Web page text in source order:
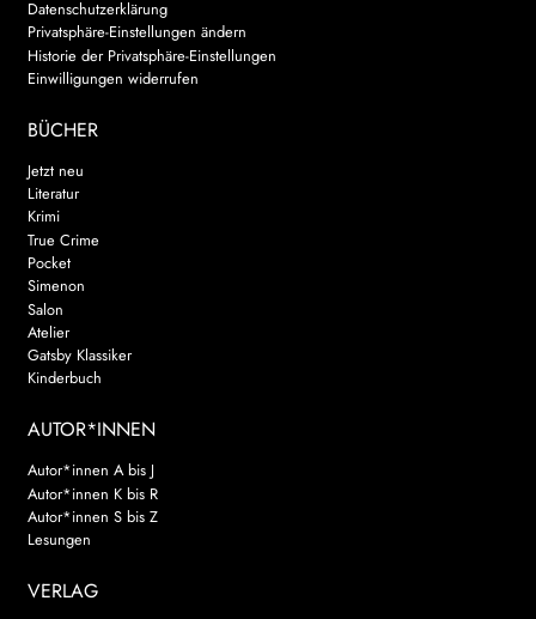
Datenschutzerklärung
Privatsphäre-Einstellungen ändern
Historie der Privatsphäre-Einstellungen
Einwilligungen widerrufen
BÜCHER
Jetzt neu
Literatur
Krimi
True Crime
Pocket
Simenon
Salon
Atelier
Gatsby Klassiker
Kinderbuch
AUTOR*INNEN
Autor*innen A bis J
Autor*innen K bis R
Autor*innen S bis Z
Lesungen
VERLAG